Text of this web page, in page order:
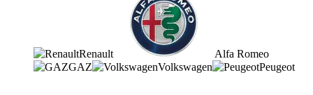
Renault
Alfa Romeo
GAZ
Volkswagen Peugeot